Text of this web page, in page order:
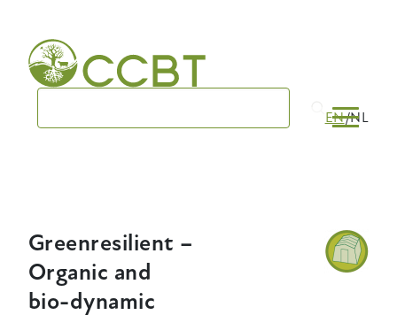
main
navigation
EN NL
Greenresilient –
Organic and
bio-dynamic